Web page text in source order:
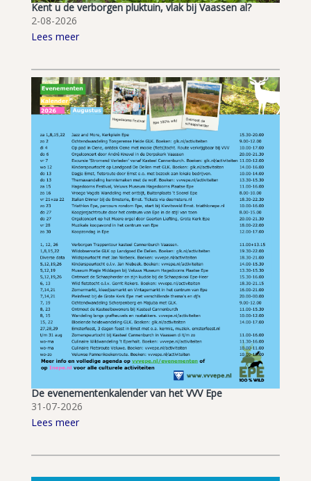
Kent u de verborgen pluktuin, vlak bij Vaassen al?
2-08-2026
Lees meer
De evenementenkalender van het VVV Epe
31-07-2026
Lees meer